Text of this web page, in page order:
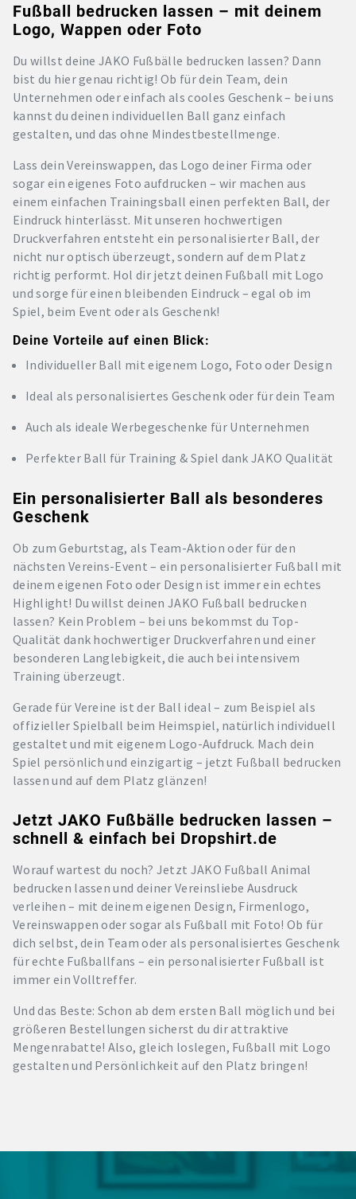
Fußball bedrucken lassen – mit deinem
Logo, Wappen oder Foto
Du willst deine JAKO Fußbälle bedrucken lassen? Dann
bist du hier genau richtig! Ob für dein Team, dein
Unternehmen oder einfach als cooles Geschenk – bei uns
kannst du deinen individuellen Ball ganz einfach
gestalten, und das ohne Mindestbestellmenge.
Lass dein Vereinswappen, das Logo deiner Firma oder
sogar ein eigenes Foto aufdrucken – wir machen aus
einem einfachen Trainingsball einen perfekten Ball, der
Eindruck hinterlässt. Mit unseren hochwertigen
Druckverfahren entsteht ein personalisierter Ball, der
nicht nur optisch überzeugt, sondern auf dem Platz
richtig performt. Hol dir jetzt deinen Fußball mit Logo
und sorge für einen bleibenden Eindruck – egal ob im
Spiel, beim Event oder als Geschenk!
Deine Vorteile auf einen Blick:
Individueller Ball mit eigenem Logo, Foto oder Design
Ideal als personalisiertes Geschenk oder für dein Team
Auch als ideale Werbegeschenke für Unternehmen
Perfekter Ball für Training & Spiel dank JAKO Qualität
Ein personalisierter Ball als besonderes
Geschenk
Ob zum Geburtstag, als Team-Aktion oder für den
nächsten Vereins-Event – ein personalisierter Fußball mit
deinem eigenen Foto oder Design ist immer ein echtes
Highlight! Du willst deinen JAKO Fußball bedrucken
lassen? Kein Problem – bei uns bekommst du Top-
Qualität dank hochwertiger Druckverfahren und einer
besonderen Langlebigkeit, die auch bei intensivem
Training überzeugt.
Gerade für Vereine ist der Ball ideal – zum Beispiel als
offizieller Spielball beim Heimspiel, natürlich individuell
gestaltet und mit eigenem Logo-Aufdruck. Mach dein
Spiel persönlich und einzigartig – jetzt Fußball bedrucken
lassen und auf dem Platz glänzen!
Jetzt JAKO Fußbälle bedrucken lassen –
schnell & einfach bei Dropshirt.de
Worauf wartest du noch? Jetzt JAKO Fußball Animal
bedrucken lassen und deiner Vereinsliebe Ausdruck
verleihen – mit deinem eigenen Design, Firmenlogo,
Vereinswappen oder sogar als Fußball mit Foto! Ob für
dich selbst, dein Team oder als personalisiertes Geschenk
für echte Fußballfans – ein personalisierter Fußball ist
immer ein Volltreffer.
Und das Beste: Schon ab dem ersten Ball möglich und bei
größeren Bestellungen sicherst du dir attraktive
Mengenrabatte! Also, gleich loslegen, Fußball mit Logo
gestalten und Persönlichkeit auf den Platz bringen!